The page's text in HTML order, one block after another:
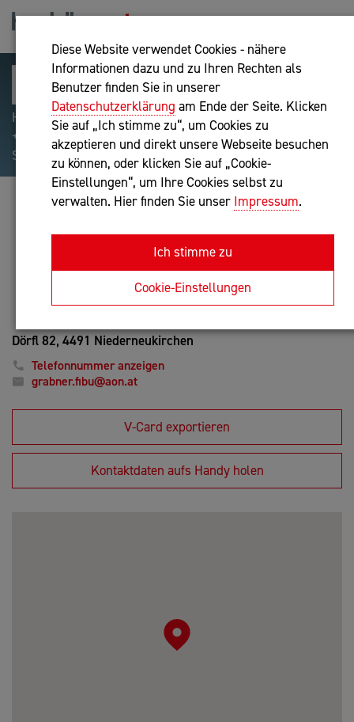
Diese Website verwendet Cookies - nähere
Informationen dazu und zu Ihren Rechten als
Benutzer finden Sie in unserer
Datenschutzerklärung am Ende der Seite. Klicken
Sie auf „Ich stimme zu“, um Cookies zu
akzeptieren und direkt unsere Webseite besuchen
zu können, oder klicken Sie auf „Cookie-
Einstellungen“, um Ihre Cookies selbst zu
verwalten. Hier finden Sie unser Impressum.
Ich stimme zu
Cookie-Einstellungen
Hilfreiche Suchparameter: Begriff einschließen:
+webshop, Begriff ausschließen: -webshop, Exakter
Suchbegriff: "internet of things"
GERTRUD GRABNER
Bilanzbuchhaltung nach BibuG
Anfrage oder Rückruf
Dörfl 82, 4491 Niederneukirchen
Telefonnummer anzeigen
grabner.fibu@aon.at
V-Card exportieren
Kontaktdaten aufs Handy holen